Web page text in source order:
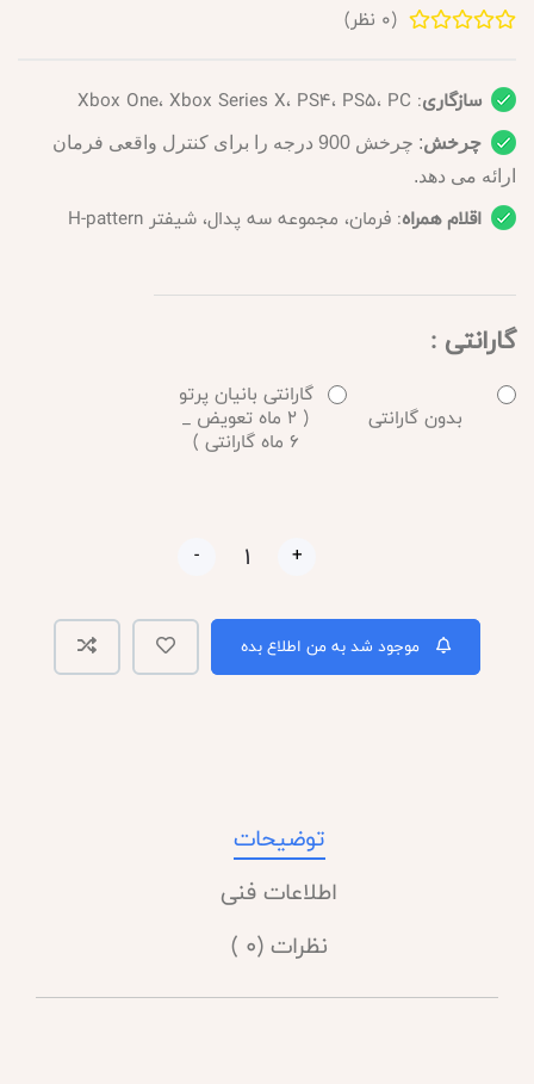
(
0 نظر)
سازگاری: Xbox One، Xbox Series X، PS4، PS5، PC
چرخش
: چرخش 900 درجه را برای کنترل واقعی فرمان
ارائه می دهد.
اقلام همراه: فرمان، مجموعه سه پدال، شیفتر H-pattern
گارانتی :
بدون گارانتی
گارانتی بانیان پرتو
( 2 ماه تعویض _
6 ماه گارانتی )
- +
موجود شد به من اطلاع بده
توضیحات
اطلاعات فنی
نظرات (0 )